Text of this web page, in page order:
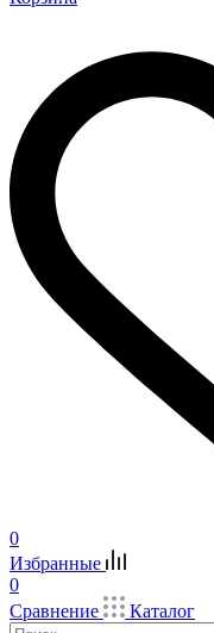
0
Избранные
0
Сравнение
Каталог